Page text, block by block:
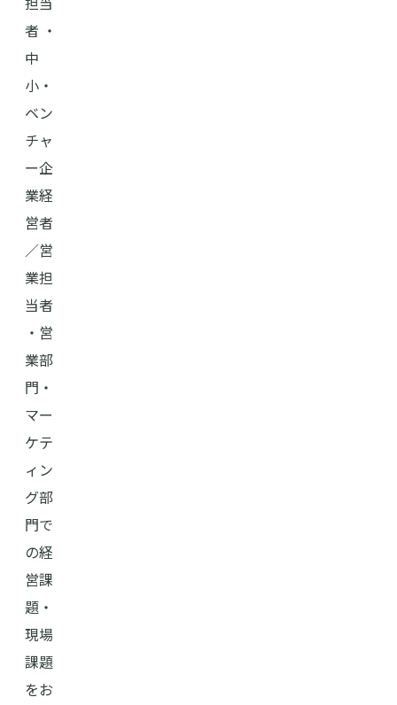
者 ・
中
小・
ベン
チャ
ー企
業経
営者
／営
業担
当者
・営
業部
門・
マー
ケテ
ィン
グ部
門で
の経
営課
題・
現場
課題
をお